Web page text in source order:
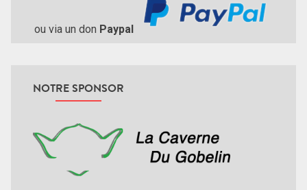
ou via un don Paypal
NOTRE SPONSOR